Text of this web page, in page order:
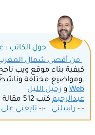
حول الكاتب :
من أقصى شمال
.ومواضيع مختلفة
Webو رحيل الليل
عبدالرحيم كتب 512 مقالة في
-:- راسلني-:- تابعني على